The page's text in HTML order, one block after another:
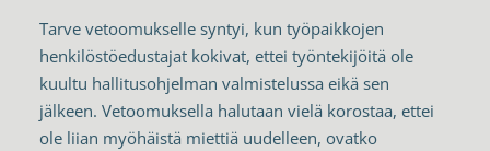
Tarve vetoomukselle syntyi, kun työpaikkojen
henkilöstöedustajat kokivat, ettei työntekijöitä ole
kuultu hallitusohjelman valmistelussa eikä sen
jälkeen. Vetoomuksella halutaan vielä korostaa, ettei
ole liian myöhäistä miettiä uudelleen, ovatko